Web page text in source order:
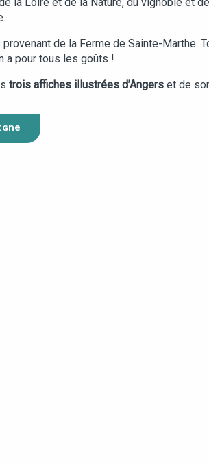
de la Ferme de Sainte-Marthe.
a pour tous les goûts !
trois affiches illustrées d’Angers et de